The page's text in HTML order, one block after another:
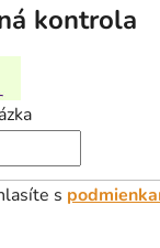
kontrola
s